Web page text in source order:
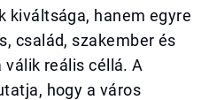
kiváltsága, hanem egyre
család, szakember és
reális céllá. A
hogy a város